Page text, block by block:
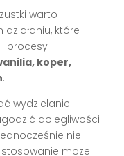
warto
które
procesy
koper,
.
wydzielanie
dolegliwości
nie
może